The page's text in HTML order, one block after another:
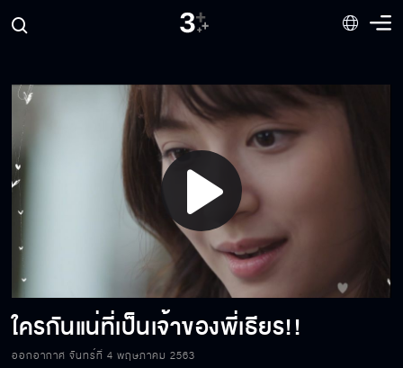
Play
Video
ใครกันแน่ที่เป็นเจ้าของพี่เธียร!!
ออกอากาศ จันทร์ที่ 4 พฤษภาคม 2563
ยอมร่วมหอคืนนี้...แถมฟรีรักนิรันดร์
ปฏิบัติการพิชิตใจ
เมื่อไหร่จะยอมให้เมยจีบสักที